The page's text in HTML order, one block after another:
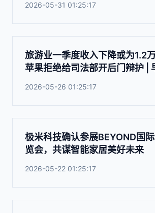
2026-05-31 01:25:17
旅游业一季度收入下降或为1.2
苹果拒绝给司法部开后门辩护 |
2026-05-26 01:25:17
极米科技确认参展BEYOND国
览会，共谋智能家居美好未来
2026-05-22 01:25:17